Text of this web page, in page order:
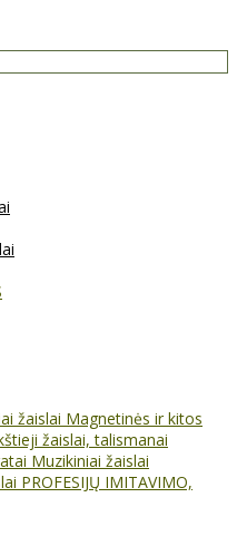
žaislai Magnetinės ir kitos
žaislai, talismanai
Muzikiniai žaislai
PROFESIJŲ IMITAVIMO,